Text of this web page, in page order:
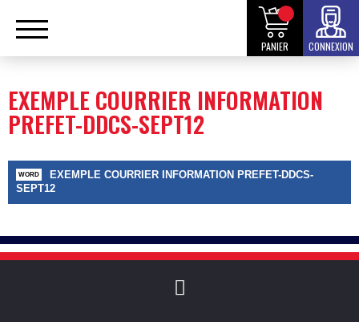
PANIER CONNEXION
EXEMPLE COURRIER INFORMATION
PREFET-DDCS-SEPT12
EXEMPLE COURRIER INFORMATION PREFET-DDCS-
SEPT12